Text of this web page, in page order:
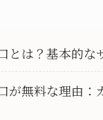
とは？基本的な
が無料な理由：